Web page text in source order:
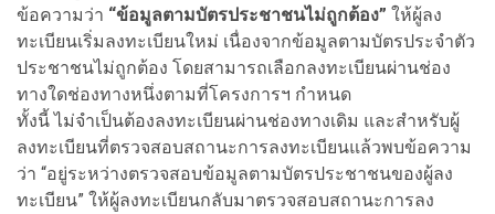
ข้อความว่า “ข้อมูลตามบัตรประชาชนไม่ถูกต้อง” ให้ผู้ลง
ทะเบียนเริ่มลงทะเบียนใหม่ เนื่องจากข้อมูลตามบัตรประจำตัว
ประชาชนไม่ถูกต้อง โดยสามารถเลือกลงทะเบียนผ่านช่อง
ทางใดช่องทางหนึ่งตามที่โครงการฯ กำหนด
ทั้งนี้ ไม่จำเป็นต้องลงทะเบียนผ่านช่องทางเดิม และสำหรับผู้
ลงทะเบียนที่ตรวจสอบสถานะการลงทะเบียนแล้วพบข้อความ
ว่า “อยู่ระหว่างตรวจสอบข้อมูลตามบัตรประชาชนของผู้ลง
ทะเบียน” ให้ผู้ลงทะเบียนกลับมาตรวจสอบสถานะการลง